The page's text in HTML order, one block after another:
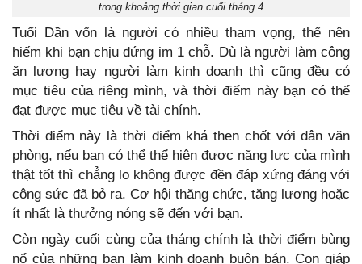
trong khoảng thời gian cuối tháng 4
Tuổi Dần vốn là người có nhiều tham vọng, thế nên
hiếm khi bạn chịu đứng im 1 chỗ. Dù là người làm công
ăn lương hay người làm kinh doanh thì cũng đều có
mục tiêu của riêng mình, và thời điểm này bạn có thể
đạt được mục tiêu về tài chính.
Thời điểm này là thời điểm khá then chốt với dân văn
phòng, nếu bạn có thể thể hiện được năng lực của mình
thật tốt thì chẳng lo không được đền đáp xứng đáng với
công sức đã bỏ ra. Cơ hội thăng chức, tăng lương hoặc
ít nhất là thưởng nóng sẽ đến với bạn.
Còn ngày cuối cùng của tháng chính là thời điểm bùng
nổ của những bạn làm kinh doanh buôn bán. Con giáp